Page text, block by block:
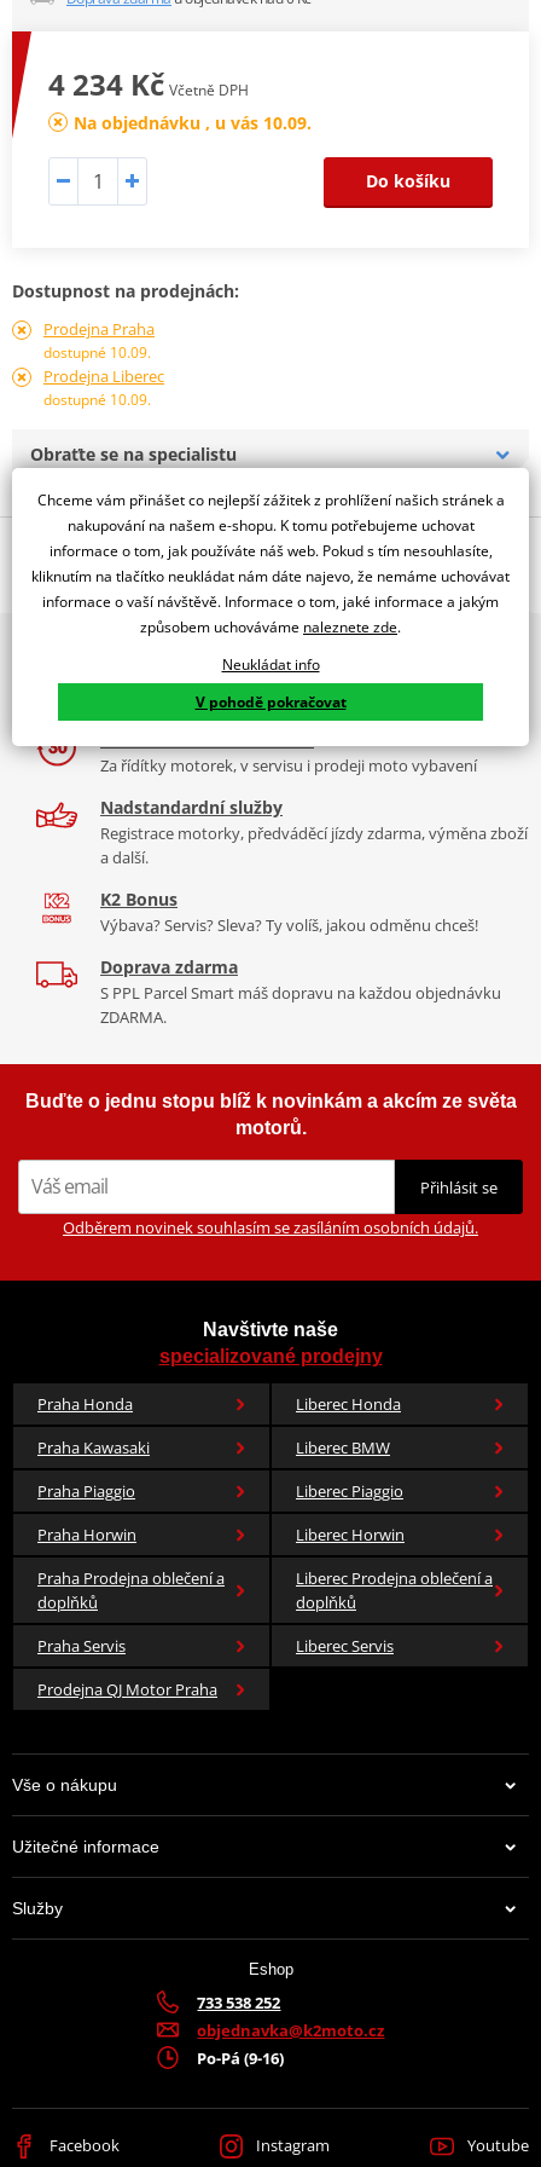
4 234 Kč Včetně DPH
Na objednávku , u vás 10.09.
Do košíku
Dostupnost na prodejnách:
Prodejna Praha
dostupné 10.09.
Prodejna Liberec
dostupné 10.09.
Obraťte se na specialistu
Popis a parametry
Jsme autorizovaný
dealer značky RDMOTO
Padací rámy RDMOTO nabízí maximální ochranu Vašeho
Vyráběné z kvalitního materiálu.
"Testováno zákazníky"
Cena za pár včetně montážní sady.
Montážní list
9 značek motocyklů, servis, oblečení, doplňky i náhradní
díly, to vše v Praze a Liberci
Za řídítky motorek, v servisu i prodeji moto vybavení
Nadstandardní služby
Registrace motorky, předváděcí jízdy zdarma, výměna zboží
a další.
K2 Bonus
Výbava? Servis? Sleva? Ty volíš, jakou odměnu chceš!
Doprava zdarma
S PPL Parcel Smart máš dopravu na každou objednávku
ZDARMA.
Buďte o jednu stopu blíž k novinkám a akcím ze světa
motorů.
Přihlásit se
Odběrem novinek souhlasím se zasíláním osobních údajů.
Navštivte naše
specializované prodejny
Praha Honda
Liberec Honda
Praha Kawasaki
Liberec BMW
Praha Piaggio
Liberec Piaggio
Praha Horwin
Liberec Horwin
Praha Prodejna oblečení a
doplňků
Liberec Prodejna oblečení a
doplňků
Praha Servis
Liberec Servis
Prodejna QJ Motor Praha
Vše o nákupu
Užitečné informace
Služby
Eshop
733 538 252
objednavka@k2moto.cz
Po-Pá (9-16)
Facebook Instagram Youtube
Chceme vám přinášet co nejlepší zážitek z prohlížení našich stránek a
nakupování na našem e-shopu. K tomu potřebujeme uchovat
informace o tom, jak používáte náš web. Pokud s tím nesouhlasíte,
kliknutím na tlačítko neukládat nám dáte najevo, že nemáme uchovávat
informace o vaší návštěvě. Informace o tom, jaké informace a jakým
způsobem uchováváme naleznete zde.
Neukládat info
V pohodě pokračovat